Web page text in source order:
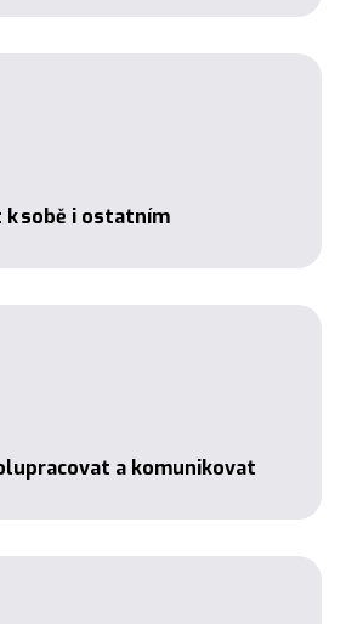
k sobě i ostatním
a komunikovat